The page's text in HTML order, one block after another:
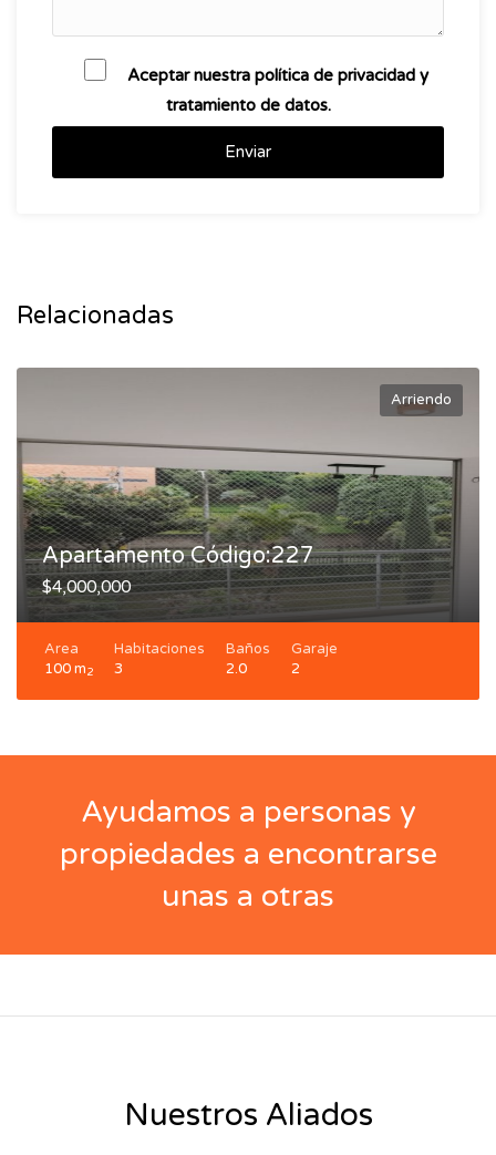
Aceptar nuestra política de privacidad y
tratamiento de datos.
Enviar
Relacionadas
Arriendo
Apartamento Código:227
$4,000,000
Area
100 m2
Habitaciones
3
Baños
2.0
Garaje
2
Ayudamos a personas y
propiedades a encontrarse
unas a otras
Nuestros Aliados